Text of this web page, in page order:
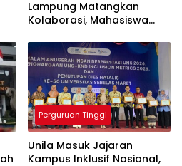
Lampung Matangkan
Kolaborasi, Mahasiswa
Lapas
Perguruan Tinggi
Unila Masuk Jajaran
Kampus Inklusif Nasional,